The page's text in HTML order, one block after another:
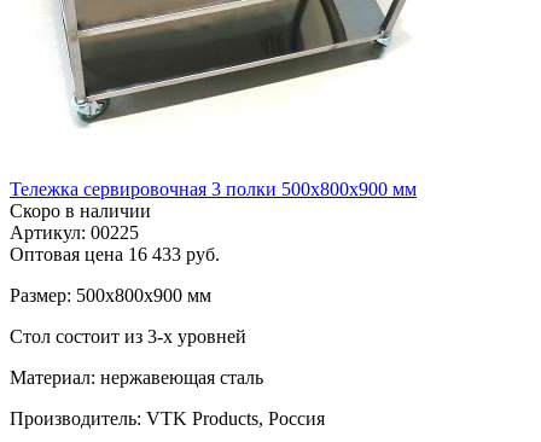
Тележка сервировочная 3 полки 500х800х900 мм
Скоро в наличии
Артикул: 00225
Оптовая цена 16 433 руб.
Размер: 500х800х900 мм
Стол состоит из 3-х уровней
Материал: нержавеющая сталь
Производитель: VTK Products, Россия